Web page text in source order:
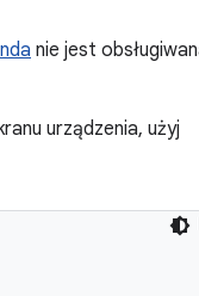
nie jest
urządzenia, użyj